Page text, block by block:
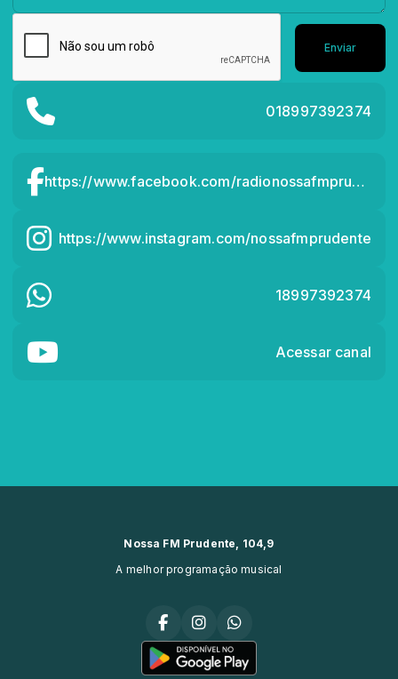
Enviar
018997392374
https://www.facebook.com/radionossafmprudente
https://www.instagram.com/nossafmprudente
18997392374
Acessar canal
Nossa FM Prudente, 104,9
A melhor programação musical